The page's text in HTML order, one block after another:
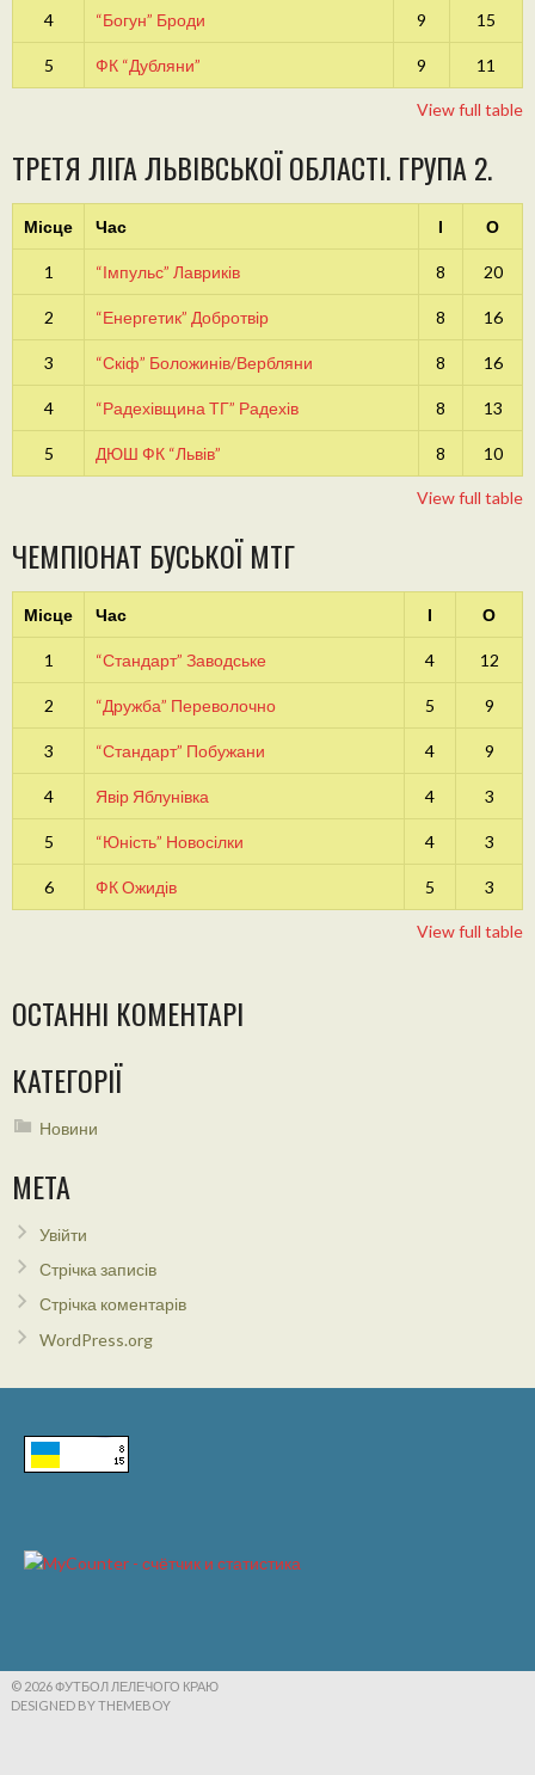
4 “Богун” Броди 9 15
5 ФК “Дубляни” 9 11
View full table
ТРЕТЯ ЛІГА ЛЬВІВСЬКОЇ ОБЛАСТІ. ГРУПА 2.
Місце Час І О
1 “Імпульс” Лавриків 8 20
2 “Енергетик” Добротвір 8 16
3 “Скіф” Боложинів/Вербляни 8 16
4 “Радехівщина ТГ” Радехів 8 13
5 ДЮШ ФК “Львів” 8 10
View full table
ЧЕМПІОНАТ БУСЬКОЇ МТГ
Місце Час І О
1 “Стандарт” Заводське 4 12
2 “Дружба” Переволочно 5 9
3 “Стандарт” Побужани 4 9
4 Явір Яблунівка 4 3
5 “Юність” Новосілки 4 3
6 ФК Ожидів 5 3
View full table
ОСТАННІ КОМЕНТАРІ
КАТЕГОРІЇ
Новини
МЕТА
Увійти
Стрічка записів
Стрічка коментарів
WordPress.org
© 2026 ФУТБОЛ ЛЕЛЕЧОГО КРАЮ
DESIGNED BY THEMEBOY